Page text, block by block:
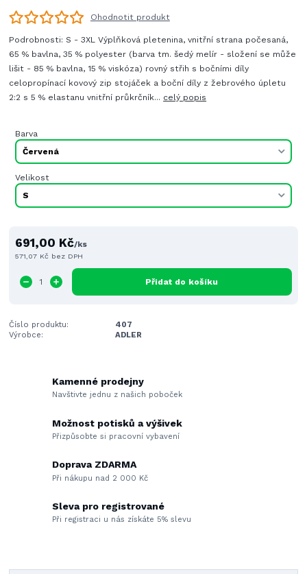
Ohodnotit produkt
Podrobnosti: S - 3XL Výplňková pletenina, vnitřní strana počesaná,
65 % bavlna, 35 % polyester (barva tm. šedý melír - složení se může
lišit - 85 % bavlna, 15 % viskóza) rovný střih s bočními díly
celopropínací kovový zip stojáček a boční díly z žebrového úpletu
2:2 s 5 % elastanu vnitřní průkrčník... celý popis
Barva
Velikost
691,00 Kč/ks
571,07 Kč bez DPH
Přidat do košíku
Číslo produktu:
407
Výrobce:
ADLER
Kamenné prodejny
Navštivte jednu z našich poboček
Možnost potisků a výšivek
Přizpůsobte si pracovní vybavení
Doprava ZDARMA
Při nákupu nad 2 000 Kč
Sleva pro registrované
Při registraci u nás získáte 5% slevu